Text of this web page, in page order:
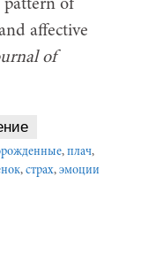
pattern of
affective
of
, плач,
, страх, эмоции